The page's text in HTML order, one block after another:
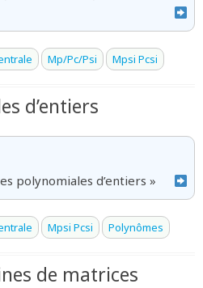
Mp/Pc/Psi Mpsi Pcsi
d’entiers
polynomiales d’entiers »
Mpsi Pcsi Polynômes
de matrices